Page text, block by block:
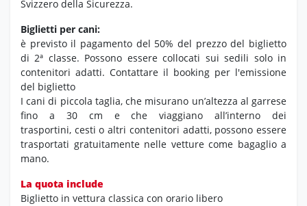
Svizzero della Sicurezza.
Biglietti per cani:
è previsto il pagamento del 50% del prezzo del biglietto
di 2ª classe. Possono essere collocati sui sedili solo in
contenitori adatti. Contattare il booking per l'emissione
del biglietto
I cani di piccola taglia, che misurano un’altezza al garrese
fino a 30 cm e che viaggiano all’interno dei
trasportini, cesti o altri contenitori adatti, possono essere
trasportati gratuitamente nelle vetture come bagaglio a
mano.
La quota include
Biglietto in vettura classica con orario libero